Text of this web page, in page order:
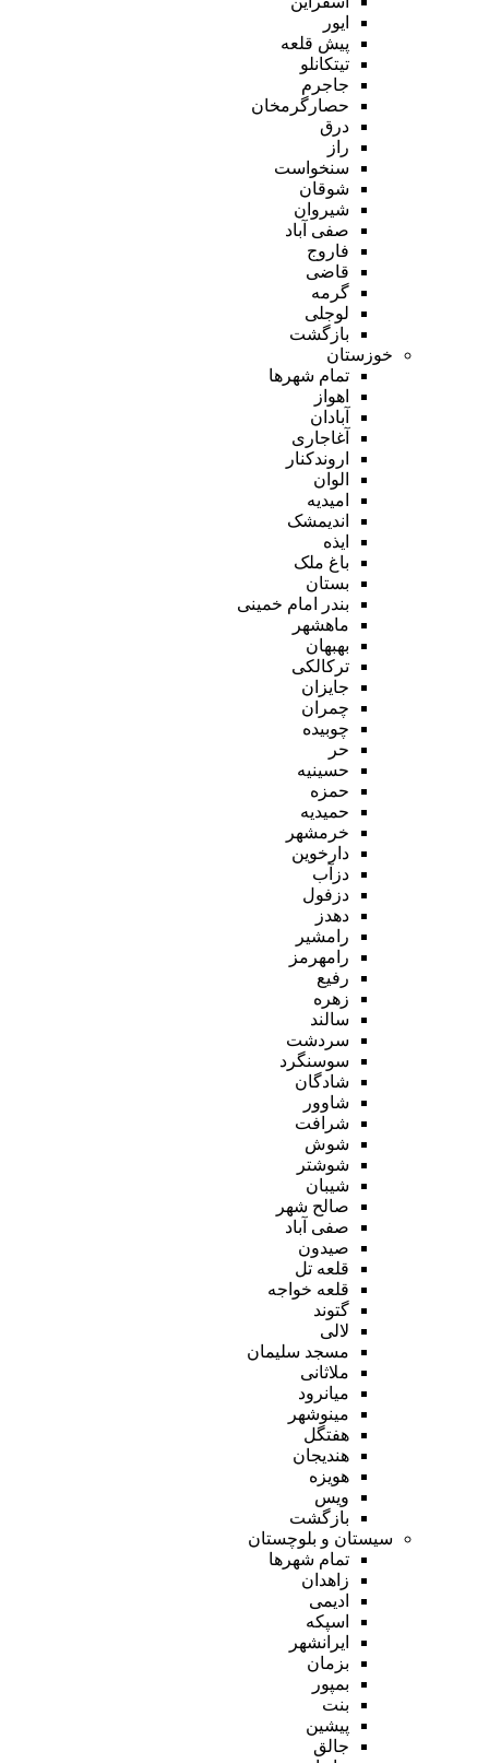
ایور
پیش قلعه
تیتکانلو
جاجرم
حصارگرمخان
درق
راز
سنخواست
شوقان
شیروان
صفی آباد
فاروج
قاضی
گرمه
لوجلی
بازگشت
خوزستان
تمام شهر‌ها
اهواز
آبادان
آغاجاری
اروندکنار
الوان
امیدیه
اندیمشک
ایذه
باغ ملک
بستان
بندر امام خمینی
ماهشهر
بهبهان
ترکالکی
جایزان
چمران
چوبیده
حر
حسینیه
حمزه
حمیدیه
خرمشهر
دارخوین
دزآب
دزفول
دهدز
رامشیر
رامهرمز
رفیع
زهره
سالند
سردشت
سوسنگرد
شادگان
شاوور
شرافت
شوش
شوشتر
شیبان
صالح شهر
صفی آباد
صیدون
قلعه تل
قلعه خواجه
گتوند
لالی
مسجد سلیمان
ملاثانی
میانرود
مینوشهر
هفتگل
هندیجان
هویزه
ویس
بازگشت
سیستان و بلوچستان
تمام شهر‌ها
زاهدان
ادیمی
اسپکه
ایرانشهر
بزمان
بمپور
بنت
پیشین
جالق